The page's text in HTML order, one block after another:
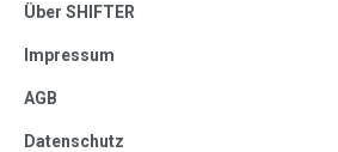
Über SHIFTER
Impressum
AGB
Datenschutz